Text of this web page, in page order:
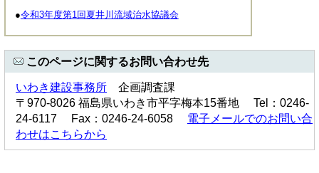
●令和3年度第1回夏井川流域治水協議会
このページに関するお問い合わせ先
いわき建設事務所 企画調査課
〒970-8026 福島県いわき市平字梅本15番地 Tel：0246-
24-6117 Fax：0246-24-6058 電子メールでのお問い合
わせはこちらから